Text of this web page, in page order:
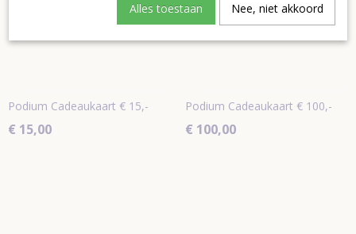
Podium Cadeaukaart € 15,-
€ 15,00
Podium Cadeaukaart € 100,-
€ 100,00
Alles toestaan Nee, niet akkoord